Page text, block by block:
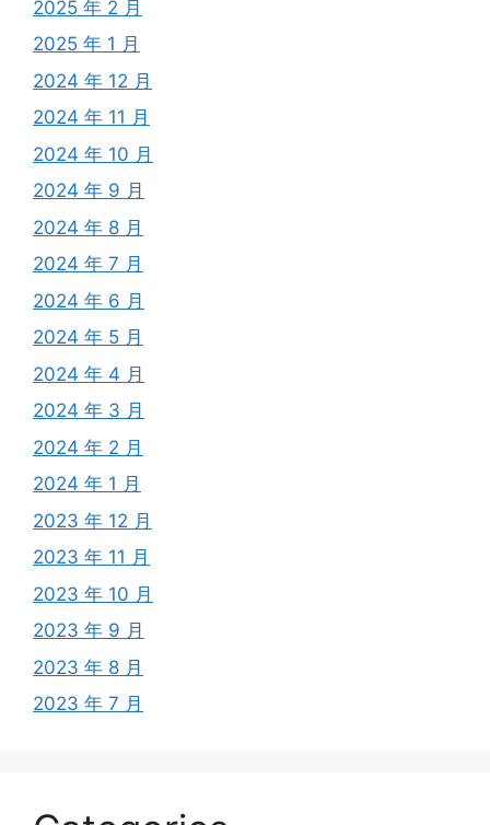
2025 年 2 月
2025 年 1 月
2024 年 12 月
2024 年 11 月
2024 年 10 月
2024 年 9 月
2024 年 8 月
2024 年 7 月
2024 年 6 月
2024 年 5 月
2024 年 4 月
2024 年 3 月
2024 年 2 月
2024 年 1 月
2023 年 12 月
2023 年 11 月
2023 年 10 月
2023 年 9 月
2023 年 8 月
2023 年 7 月